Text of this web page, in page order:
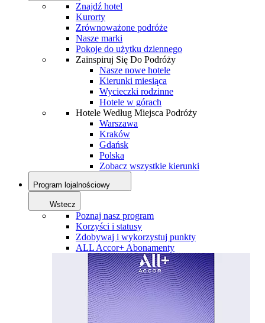
Znajdź hotel
Kurorty
Zrównoważone podróże
Nasze marki
Pokoje do użytku dziennego
Zainspiruj Się Do Podróży
Nasze nowe hotele
Kierunki miesiąca
Wycieczki rodzinne
Hotele w górach
Hotele Według Miejsca Podróży
Warszawa
Kraków
Gdańsk
Polska
Zobacz wszystkie kierunki
Program lojalnościowy
Wstecz
Poznaj nasz program
Korzyści i statusy
Zdobywaj i wykorzystuj punkty
ALL Accor+ Abonamenty